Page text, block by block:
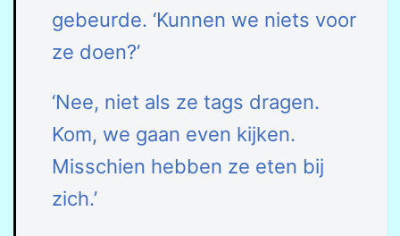
gebeurde. ‘Kunnen we niets voor
ze doen?’
‘Nee, niet als ze tags dragen.
Kom, we gaan even kijken.
Misschien hebben ze eten bij
zich.’